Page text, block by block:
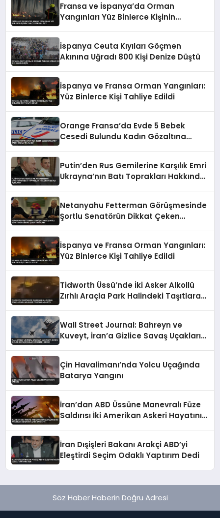
Fransa ve İspanya’da Orman
Yangınları Yüz Binlerce Kişinin
İspanya Ceuta Kıyıları Göçmen
Akınına Uğradı 800 Kişi Denize Düştü
İspanya ve Fransa Orman Yangınları:
Yüz Binlerce Kişi Tahliye Edildi
Orange Fransa’da Evde 5 Bebek
Cesedi Bulundu Kadın Gözaltına
Putin’den Rus Gemilerine Karşılık Emri
Ukrayna’nın Batı Toprakları Hakkında
Netanyahu Fetterman Görüşmesinde
Şortlu Senatörün Dikkat Çeken
İspanya ve Fransa Orman Yangınları:
Yüz Binlerce Kişi Tahliye Edildi
Tidworth Üssü’nde İki Asker Alkollü
Zırhlı Araçla Park Halindeki Taşıtlara
Wall Street Journal: Bahreyn ve
Kuveyt, İran’a Gizlice Savaş Uçakları
Çin Havalimanı’nda Yolcu Uçağında
Batarya Yangını
İran’dan ABD Üssüne Manevralı Füze
Saldırısı İki Amerikan Askeri Hayatını
İran Dışişleri Bakanı Arakçi ABD’yi
Eleştirdi Seçim Odaklı Yaptırım Dedi
Söz Haber Haberin Doğru Adresi